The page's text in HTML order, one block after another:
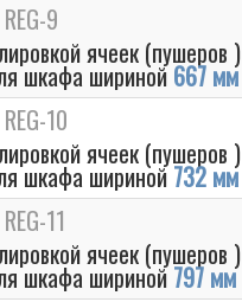
9
ячеек (пушеров )
шкафа шириной667 мм
10
ячеек (пушеров )
шкафа шириной732 мм
11
ячеек (пушеров )
шкафа шириной797 мм